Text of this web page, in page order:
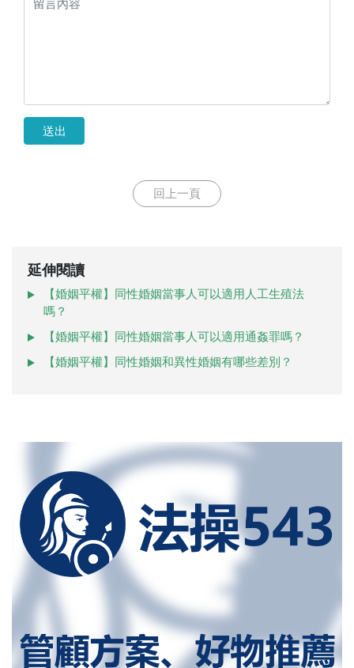
送出
回上一頁
延伸閱讀
【婚姻平權】同性婚姻當事人可以適用人工生殖法
嗎？
【婚姻平權】同性婚姻當事人可以適用通姦罪嗎？
【婚姻平權】同性婚姻和異性婚姻有哪些差別？